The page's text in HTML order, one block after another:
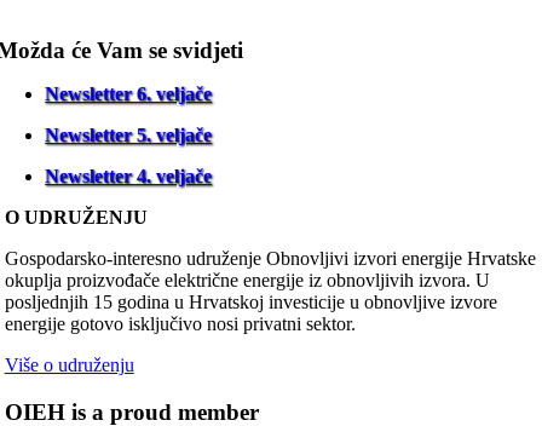
će Vam se svidjeti
Newsletter 6. veljače
Newsletter 5. veljače
Newsletter 4. veljače
O UDRUŽENJU
Gospodarsko-interesno udruženje Obnovljivi izvori energije Hrvatske
okuplja proizvođače električne energije iz obnovljivih izvora. U
posljednjih 15 godina u Hrvatskoj investicije u obnovljive izvore
energije gotovo isključivo nosi privatni sektor.
Više o udruženju
OIEH is a proud member